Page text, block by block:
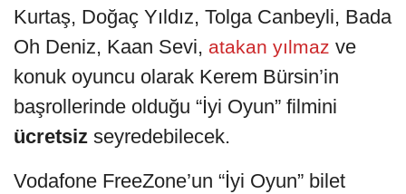
Kurtaş, Doğaç Yıldız, Tolga Canbeyli, Bada
Oh Deniz, Kaan Sevi, atakan yılmaz ve
konuk oyuncu olarak Kerem Bürsin’in
başrollerinde olduğu “İyi Oyun” filmini
ücretsiz seyredebilecek.
Vodafone FreeZone’un “İyi Oyun” bilet